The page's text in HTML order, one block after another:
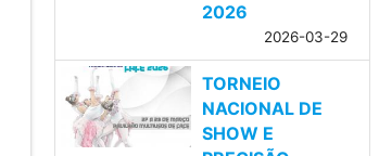
2026
2026-03-29
TORNEIO
NACIONAL DE
SHOW E